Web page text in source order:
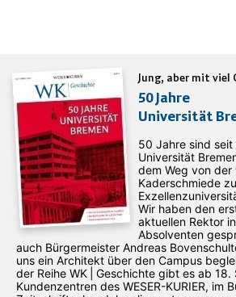
Jung, aber mit viel
50 Jahre
Universität
50 Jahre sind
Universität
dem Weg von
Kaderschmiede
Wir haben den
aktuellen Rektor
Absolventen
auch Bürgermeister Andreas
uns ein Architekt über den Campus
der Reihe WK | Geschichte gibt es ab
Kundenzentren des WESER-­KURIER, im